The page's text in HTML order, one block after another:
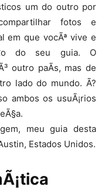
um do outro por
fotos e
em que vocÃª vive e
do seu guia. O
outro paÃ­s, mas de
lado do mundo. Ã?
ambos os usuÃ¡rios
meu guia desta
Estados Unidos.